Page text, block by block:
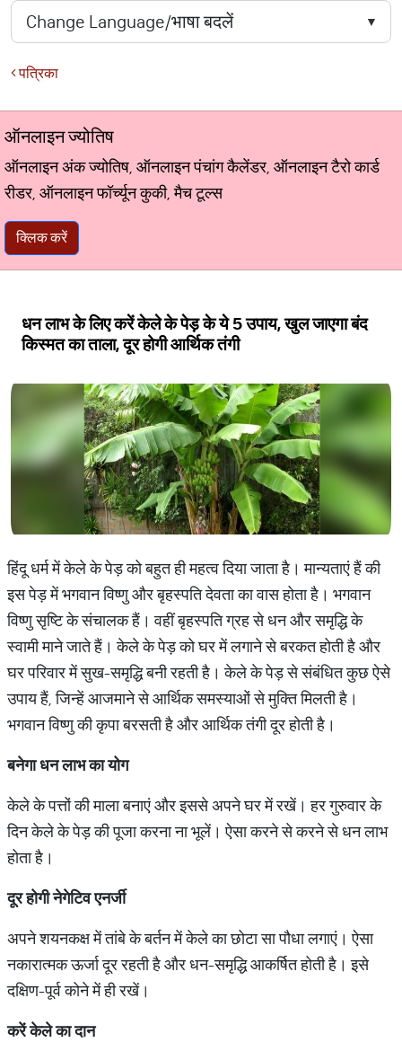
पत्रिका
ऑनलाइन ज्योतिष
ऑनलाइन अंक ज्योतिष, ऑनलाइन पंचांग कैलेंडर, ऑनलाइन टैरो कार्ड
रीडर, ऑनलाइन फॉर्च्यून कुकी, मैच टूल्स
क्लिक करें
धन लाभ के लिए करें केले के पेड़ के ये 5 उपाय, खुल जाएगा बंद
किस्मत का ताला, दूर होगी आर्थिक तंगी
हिंदू धर्म में केले के पेड़ को बहुत ही महत्व दिया जाता है। मान्यताएं हैं की
इस पेड़ में भगवान विष्णु और बृहस्पति देवता का वास होता है। भगवान
विष्णु सृष्टि के संचालक हैं। वहीं बृहस्पति ग्रह से धन और समृद्धि के
स्वामी माने जाते हैं। केले के पेड़ को घर में लगाने से बरकत होती है और
घर परिवार में सुख-समृद्धि बनी रहती है। केले के पेड़ से संबंधित कुछ ऐसे
उपाय हैं, जिन्हें आजमाने से आर्थिक समस्याओं से मुक्ति मिलती है।
भगवान विष्णु की कृपा बरसती है और आर्थिक तंगी दूर होती है।
बनेगाधनलाभकायोग
केले के पत्तों की माला बनाएं और इससे अपने घर में रखें। हर गुरुवार के
दिन केले के पेड़ की पूजा करना ना भूलें। ऐसा करने से करने से धन लाभ
होता है।
दूरहोगीनेगेटिवएनर्जी
अपने शयनकक्ष में तांबे के बर्तन में केले का छोटा सा पौधा लगाएं। ऐसा
नकारात्मक ऊर्जा दूर रहती है और धन-समृद्धि आकर्षित होती है। इसे
दक्षिण-पूर्व कोने में ही रखें।
करेंकेलेकादान